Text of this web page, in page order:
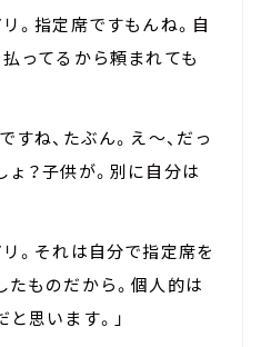
。指定席ですもんね。自
ってるから頼まれても
すね、たぶん。え～、だっ
？子供が。別に自分は
。それは自分で指定席を
たものだから。個人的は
思います。」